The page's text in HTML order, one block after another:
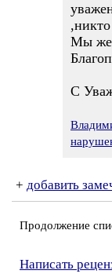
Мы
С
+ добавить
Продолжение
Написать